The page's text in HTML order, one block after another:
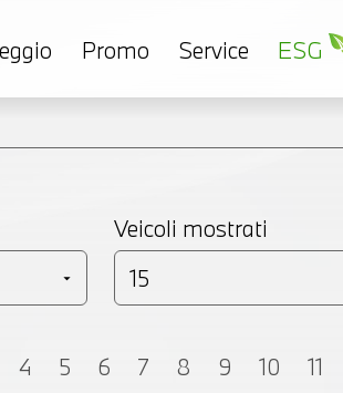
Promo Service ESG
SUV
Veicoli mostrati
4 5 6 7 8 9 10 11